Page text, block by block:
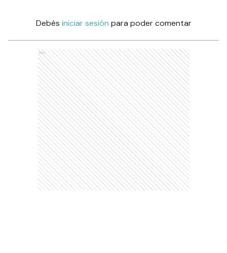
Debés iniciar sesión para poder comentar
Ads